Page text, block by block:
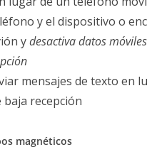
y el dispositivo o
ydesactiva datos
mensajes de texto en
baja recepción
magnéticos